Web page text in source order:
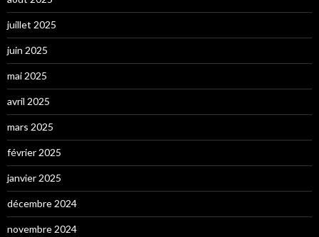
juillet 2025
juin 2025
mai 2025
avril 2025
mars 2025
février 2025
janvier 2025
décembre 2024
novembre 2024